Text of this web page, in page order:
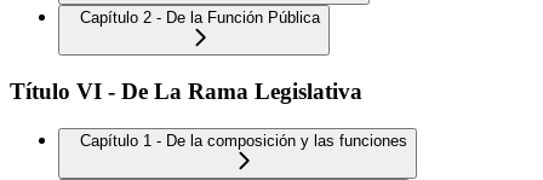
Capítulo 2 - De la Función Pública
Título VI - De La Rama Legislativa
Capítulo 1 - De la composición y las funciones